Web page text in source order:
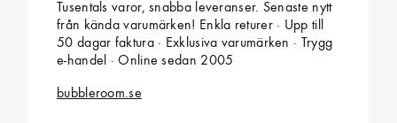
Tusentals varor, snabba leveranser. Senaste nytt
från kända varumärken! Enkla returer · Upp till
50 dagar faktura · Exklusiva varumärken · Trygg
e-handel · Online sedan 2005
bubbleroom.se